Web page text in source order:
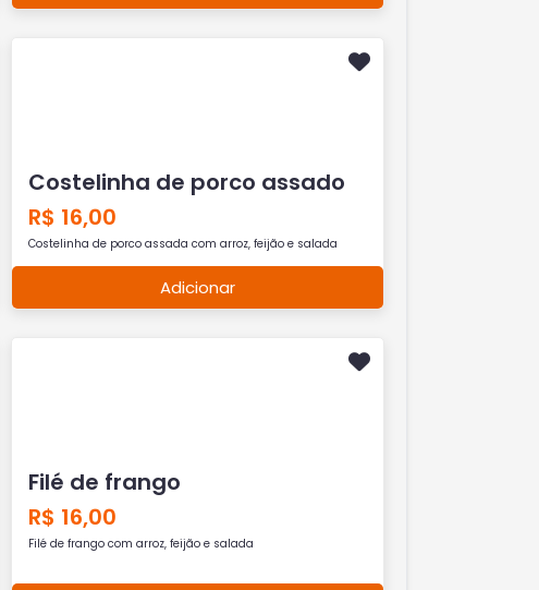
Costelinha de porco assado
R$ 16,00
Costelinha de porco assada com arroz, feijão e salada
Adicionar
Filé de frango
R$ 16,00
Filé de frango com arroz, feijão e salada